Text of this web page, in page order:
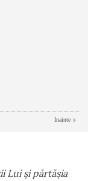
Inainte
Lui şi părtăşia